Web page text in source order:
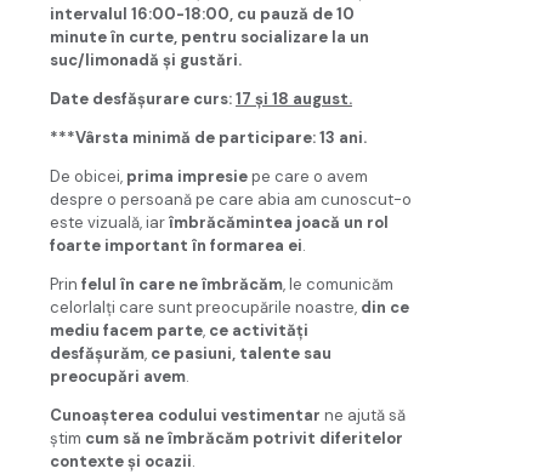
intervalul 16:00-18:00, cu pauză de 10
minute în curte, pentru socializare la un
suc/limonadă şi gustări.
Date desfăşurare curs:17 şi 18 august.
***Vârsta minimă de participare: 13 ani.
De obicei, prima impresiepe care o avem
despre o persoană pe care abia am cunoscut-o
este vizuală, iarîmbrăcămintea joacă un rol
foarte important în formarea ei.
Prin felul în care ne îmbrăcăm, le comunicăm
celorlalţi care sunt preocupările noastre, din ce
mediu facem parte, ce activităţi
desfăşurăm, ce pasiuni, talente sau
preocupări avem.
Cunoaşterea codului vestimentar ne ajută să
ştim cum să ne îmbrăcăm potrivit diferitelor
contexte şi ocazii.